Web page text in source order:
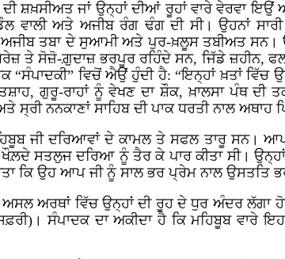
ਦੀ ਸ਼ਖ਼ਸੀਅਤ ਜਾਂ ਉਨ੍ਹਾਂ ਦੀਆਂ ਰੂਹਾਂ ਵਾਰੇ ਵੇਰਵਾ
ਡੌਲ ਵਾਲੀ ਅਤੇ ਅਜੀਬ ਰੰਗ ਢੰਗ ਦੀ ਸੀ।
ਤਬਾ ਦੇ ਸੁਆਮੀ ਅਤੇ ਪੁਰ-ਖ਼ਲੂਸ ਤਬੀਅਤ ਸਨ।
ਤੇ ਸੋਜ਼ੋ-ਗ਼ੁਦਾਜ਼ ਭਰਪੂਰ ਰਹਿੰਦੇ ਸਨ, ਜਿੱਡੇ ਜ਼ਹੀਨ,
“ਸੰਪਾਦਕੀ” ਵਿਚੋਂ ਐਉਂ ਹੁੰਦੀ ਹੈ: “ਇਨ੍ਹਾਂ ਖ਼ਤਾਂ
ਗੁਰੂ-ਰਾਹਾਂ ਨੂੰ ਵੇਖਣ ਦਾ ਸ਼ੌਕ, ਖ਼ਾਲਸਾ ਪੰਥ ਦੀ
ਸ੍ਰੀ ਨਨਕਾਣਾਂ ਸਾਹਿਬ ਦੀ ਪਾਕ ਧਰਤੀ ਨਾਲ ਅਥਾਹ
ਜੀ ਦਰਿਆਵਾਂ ਦੇ ਕਾਮਲ ਤੇ ਸਫਲ ਤਾਰੂ ਸਨ।
ਸਤਲੁਜ ਦਰਿਆ ਨੂੰ ਤੈਰ ਕੇ ਪਾਰ ਕੀਤਾ ਸੀ। ਉਨ੍ਹਾਂ
ਕਿ ਉਹ ਆਪ ਜੀ ਨੂੰ ਸਾਲ ਭਰ ਪ੍ਰੇਮ ਨਾਲ ਉਸਤਤਿ
ਅਰਥਾਂ ਵਿੱਚ ਉਨ੍ਹਾਂ ਦੀ ਰੂਹ ਦੇ ਧੁਰ ਅੰਦਰ ਲੱਗਾ
ਸੰਪਾਦਕ ਦਾ ਅਕੀਦਾ ਹੈ ਕਿ ਮਹਿਬੂਬ ਵਾਰੇ